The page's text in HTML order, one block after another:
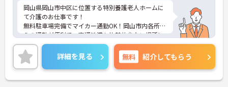
岡山県岡山市中区に位置する特別養護老人ホームに
て介護のお仕事です！
無料駐車場完備でマイカー通勤OK！岡山市内各所か
らの通勤が便利で、交通渋滞も比較的少ない場所に
あります♪
スタッフの年齢は20代～50代と幅広く、和気あいあ
いとしてチームケアを実践☆
介護の実務経験がない方も大歓迎！毎月施設内研修
もあり、介護のプロを目指せます！
詳細を見る 無料 紹介してもらう